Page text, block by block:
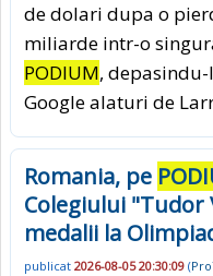
de dolari dupa o
miliarde intr-o
PODIUM,
Google alaturi de
Romania, pe
Colegiului
medalii la
publicat 2026-08-05 20:30:09 (